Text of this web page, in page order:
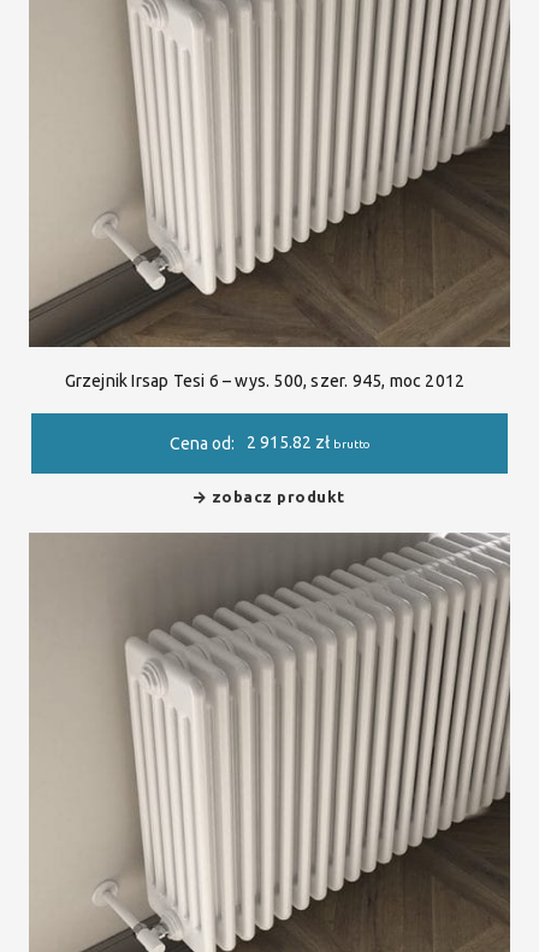
Grzejnik Irsap Tesi 6 – wys. 500, szer. 945, moc 2012
Cena od: 2 915.82 zł brutto
zobacz produkt